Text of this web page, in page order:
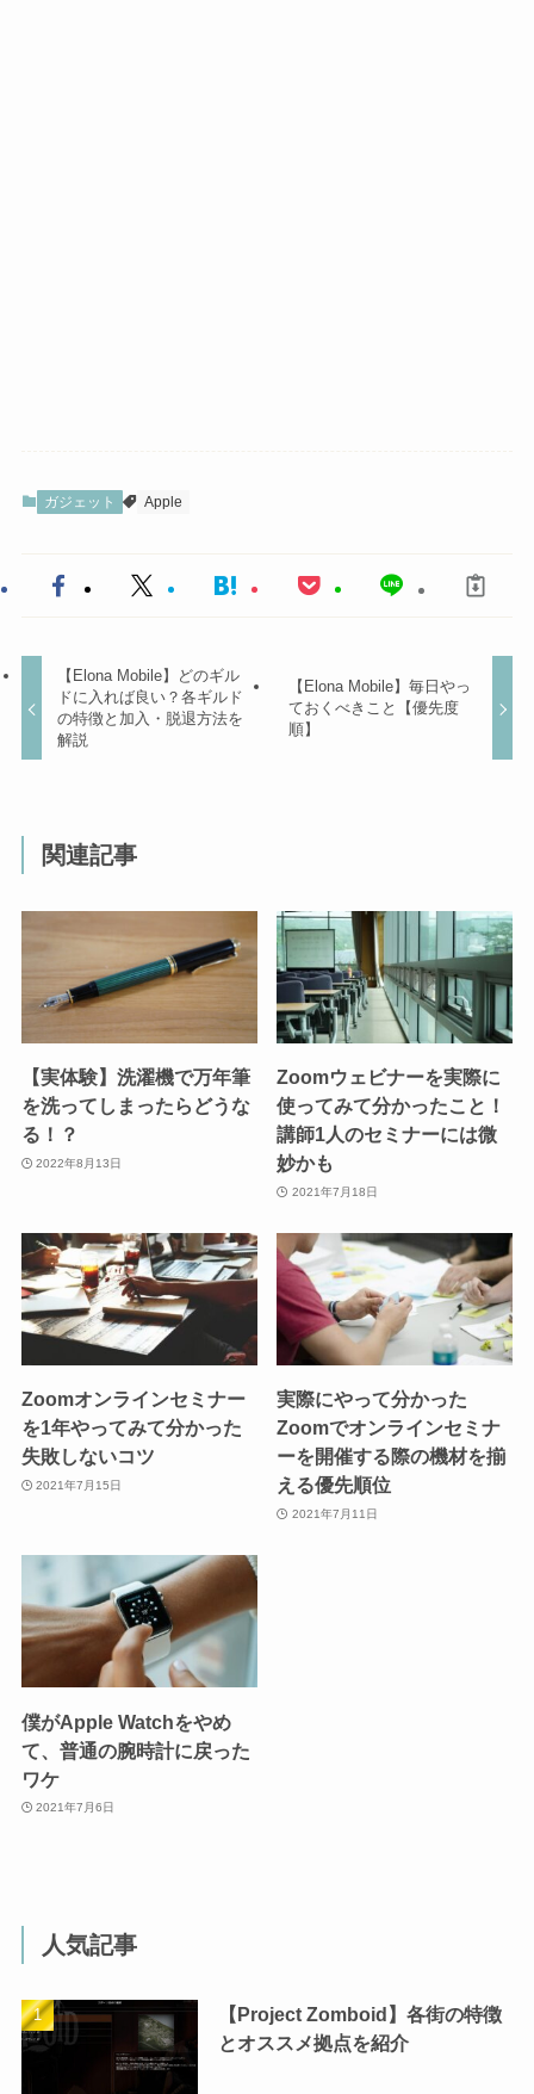
ガジェット Apple
【Elona Mobile】どのギル
ドに入れば良い？各ギルド
の特徴と加入・脱退方法を
解説
【Elona Mobile】毎日やっ
ておくべきこと【優先度
順】
関連記事
【実体験】洗濯機で万年筆
を洗ってしまったらどうな
る！？
2022年8月13日
Zoomウェビナーを実際に
使ってみて分かったこと！
講師1人のセミナーには微
妙かも
2021年7月18日
Zoomオンラインセミナー
を1年やってみて分かった
失敗しないコツ
2021年7月15日
実際にやって分かった
Zoomでオンラインセミナ
ーを開催する際の機材を揃
える優先順位
2021年7月11日
僕がApple Watchをやめ
て、普通の腕時計に戻った
ワケ
2021年7月6日
人気記事
【Project Zomboid】各街の特徴
とオススメ拠点を紹介